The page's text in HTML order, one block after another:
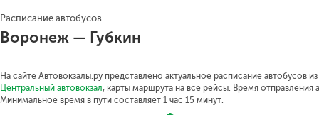
Расписание автобусов
Воронеж — Губкин
На сайте Автовокзалы.ру представлено актуальное расписание автобусов
Центральный автовокзал, карты маршрута на все рейсы. Время отправления
Минимальное время в пути составляет 1 час 15 минут.